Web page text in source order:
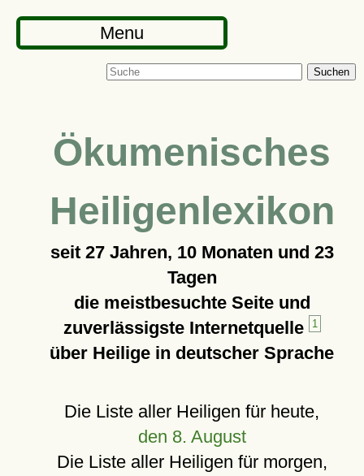
Menu
Suchen
Ökumenisches
Heiligenlexikon
seit 27 Jahren, 10 Monaten und 23
Tagen
die meistbesuchte Seite und
zuverlässigste Internetquelle
1
über Heilige in deutscher Sprache
Die Liste aller Heiligen für heute,
den 8. August
Die Liste aller Heiligen für morgen,